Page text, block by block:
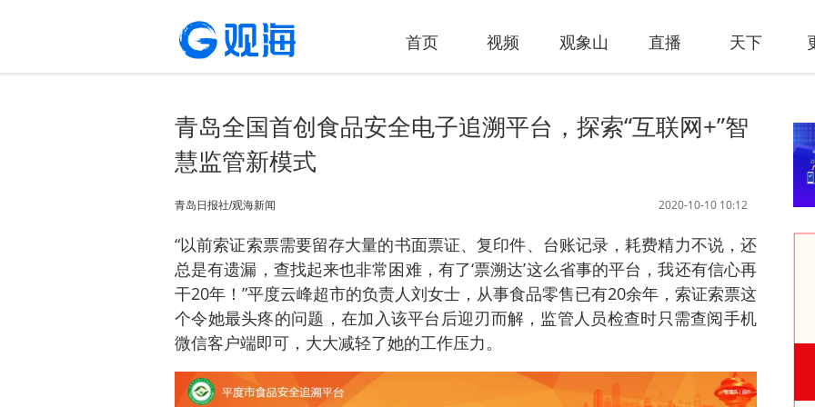
首页 视频 观象山 直播 天下
青岛全国首创食品安全电子追溯平台，探索“互联网+”智
慧监管新模式
2020-10-10 10:12
青岛日报社/观海新闻
“以前索证索票需要留存大量的书面票证、复印件、台账记录，耗费精力不说，还
总是有遗漏，查找起来也非常困难，有了‘票溯达’这么省事的平台，我还有信心再
干20年！”平度云峰超市的负责人刘女士，从事食品零售已有20余年，索证索票这
个令她最头疼的问题，在加入该平台后迎刃而解，监管人员检查时只需查阅手机
微信客户端即可，大大减轻了她的工作压力。